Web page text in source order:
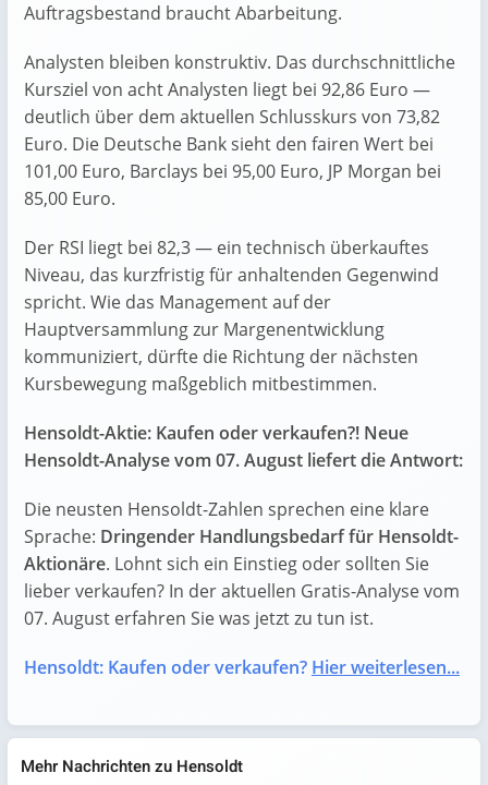
Auftragsbestand braucht Abarbeitung.
Analysten bleiben konstruktiv. Das durchschnittliche
Kursziel von acht Analysten liegt bei 92,86 Euro —
deutlich über dem aktuellen Schlusskurs von 73,82
Euro. Die Deutsche Bank sieht den fairen Wert bei
101,00 Euro, Barclays bei 95,00 Euro, JP Morgan bei
85,00 Euro.
Der RSI liegt bei 82,3 — ein technisch überkauftes
Niveau, das kurzfristig für anhaltenden Gegenwind
spricht. Wie das Management auf der
Hauptversammlung zur Margenentwicklung
kommuniziert, dürfte die Richtung der nächsten
Kursbewegung maßgeblich mitbestimmen.
Hensoldt-Aktie: Kaufen oder verkaufen?! Neue
Hensoldt-Analyse vom 07. August liefert die Antwort:
Die neusten Hensoldt-Zahlen sprechen eine klare
Sprache: Dringender Handlungsbedarf für Hensoldt-
Aktionäre. Lohnt sich ein Einstieg oder sollten Sie
lieber verkaufen? In der aktuellen Gratis-Analyse vom
07. August erfahren Sie was jetzt zu tun ist.
Hensoldt: Kaufen oder verkaufen? Hier weiterlesen...
Mehr Nachrichten zu Hensoldt